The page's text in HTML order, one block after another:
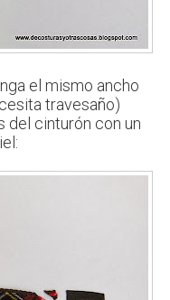
el mismo ancho
travesaño)
del cinturón con un